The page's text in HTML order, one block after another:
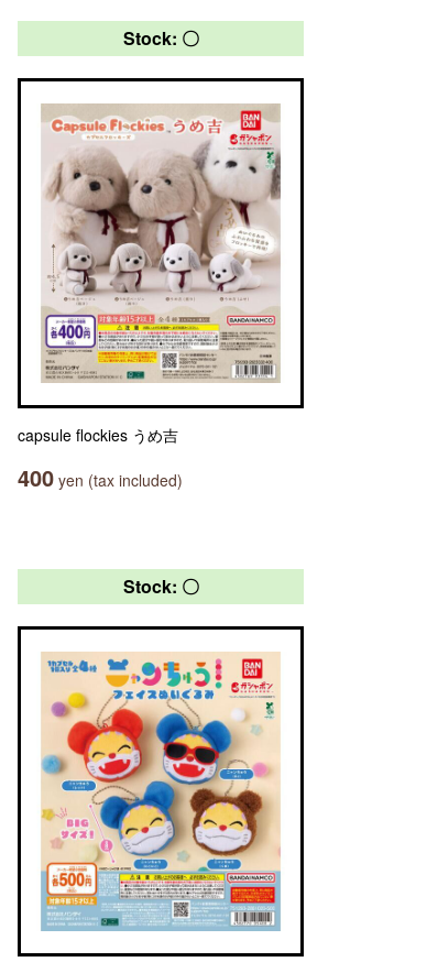
Stock: 〇
capsule flockies うめ吉
400 yen (tax included)
Stock: 〇